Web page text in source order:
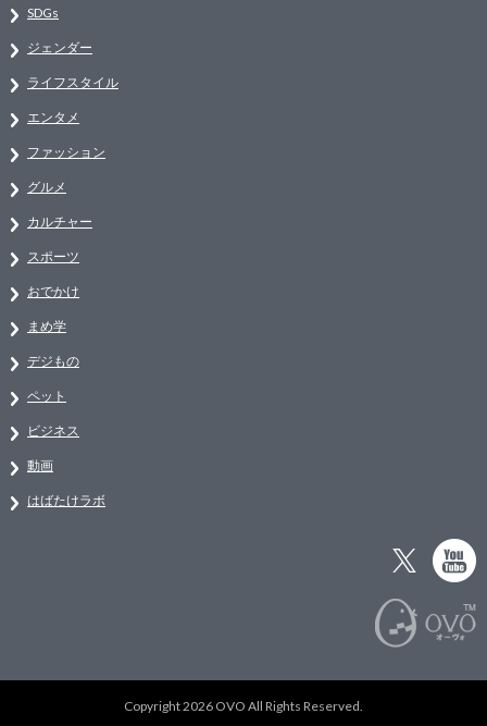
SDGs
ジェンダー
ライフスタイル
エンタメ
ファッション
グルメ
カルチャー
スポーツ
おでかけ
まめ学
デジもの
ペット
ビジネス
動画
はばたけラボ
Copyright 2026 OVO All Rights Reserved.